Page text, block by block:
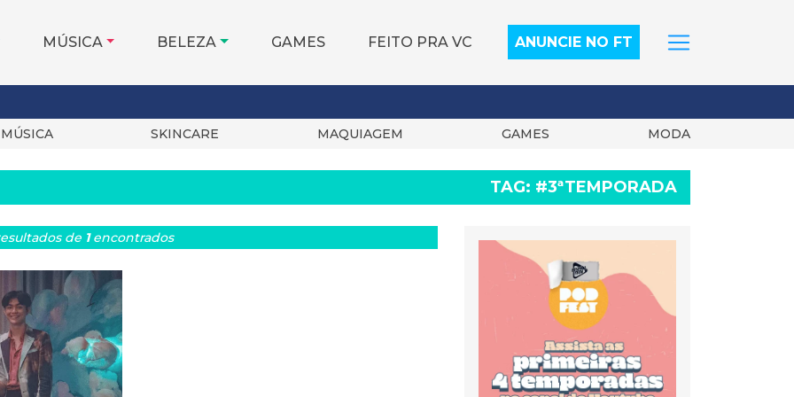
MÚSICA BELEZA GAMES FEITO PRA VC ANUNCIE NO FT
MÚSICA SKINCARE MAQUIAGEM GAMES MODA
TAG: #3ªTEMPORADA
de 1encontrados